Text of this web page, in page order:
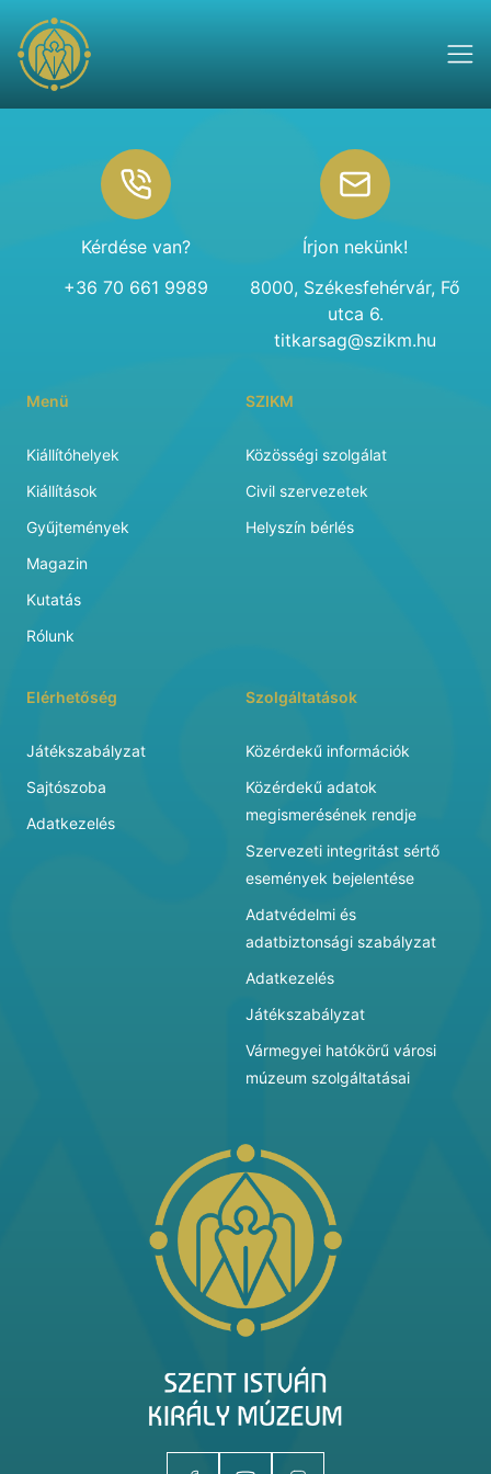
Kérdése van?
+36 70 661 9989
Írjon nekünk!
8000, Székesfehérvár, Fő
utca 6.
titkarsag@szikm.hu
Menü
Kiállítóhelyek
Kiállítások
Gyűjtemények
Magazin
Kutatás
Rólunk
SZIKM
Közösségi szolgálat
Civil szervezetek
Helyszín bérlés
Elérhetőség
Játékszabályzat
Sajtószoba
Adatkezelés
Szolgáltatások
Közérdekű információk
Közérdekű adatok
megismerésének rendje
Szervezeti integritást sértő
események bejelentése
Adatvédelmi és
adatbiztonsági szabályzat
Adatkezelés
Játékszabályzat
Vármegyei hatókörű városi
múzeum szolgáltatásai